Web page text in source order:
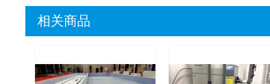
相关商品